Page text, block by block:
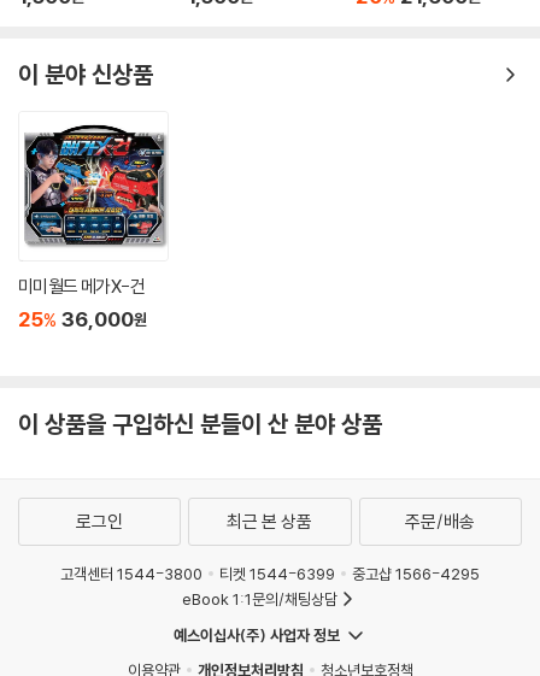
이 분야 신상품
미미월드 메가X-건
25% 36,000원
이 상품을 구입하신 분들이 산 분야 상품
로그인 최근 본 상품 주문/배송
고객센터 1544-3800 티켓 1544-6399
중고샵 1566-4295
eBook 1:1문의/채팅상담
예스이십사(주) 사업자 정보
이용약관
개인정보처리방침 청소년보호정책